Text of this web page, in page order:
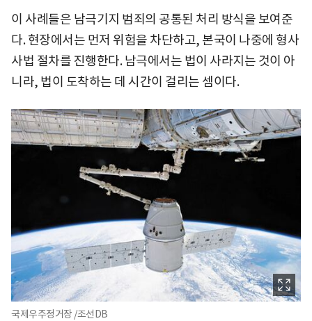
이 사례들은 남극기지 범죄의 공통된 처리 방식을 보여준
다. 현장에서는 먼저 위험을 차단하고, 본국이 나중에 형사
사법 절차를 진행한다. 남극에서는 법이 사라지는 것이 아
니라, 법이 도착하는 데 시간이 걸리는 셈이다.
국제우주정거장 /조선DB